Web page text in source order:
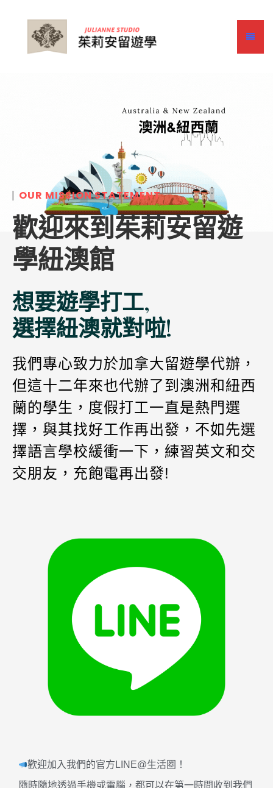
OUR MISSION STATEMENT
歡迎來到茱莉安留遊
學紐澳館
想要遊學打工,
選擇紐澳就對啦!
我們專心致力於加拿大留遊學代辦，
但這十二年來也代辦了到澳洲和紐西
蘭的學生，度假打工一直是熱門選
擇，與其找好工作再出發，不如先選
擇語言學校緩衝一下，練習英文和交
交朋友，充飽電再出發!
歡迎加入我們的官方LINE@生活圈！
隨時隨地透過手機或電腦，都可以在第一時間收到我們